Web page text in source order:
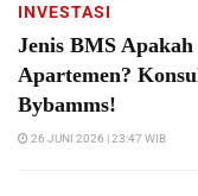
INVESTASI
Jenis BMS
Apartemen?
Bybamms!
26 JUNI 2026 | 23:47 WIB